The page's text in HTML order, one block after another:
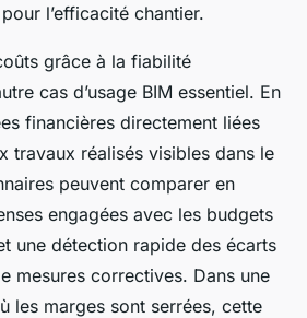
l’efficacité chantier.
grâce à la fiabilité
cas d’usage BIM essentiel. En
financières directement liées
travaux réalisés visibles dans le
peuvent comparer en
engagées avec les budgets
une détection rapide des écarts
mesures correctives. Dans une
les marges sont serrées, cette